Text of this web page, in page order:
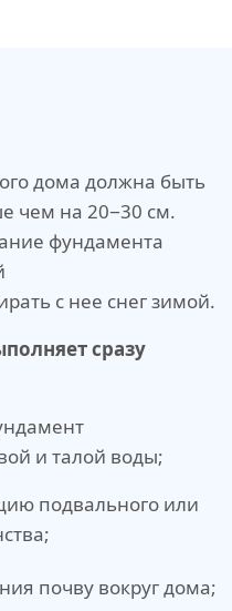
дома должна быть
чем на 20−30 см.
фундамента
с нее снег зимой.
сразу
и талой воды;
подвального или
почву вокруг дома;